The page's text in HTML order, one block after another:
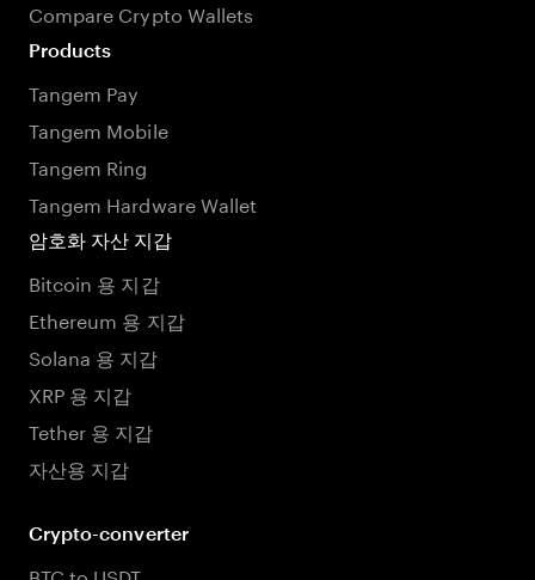
Compare Crypto Wallets
Products
Tangem Pay
Tangem Mobile
Tangem Ring
Tangem Hardware Wallet
암호화 자산 지갑
Bitcoin 용 지갑
Ethereum 용 지갑
Solana 용 지갑
XRP 용 지갑
Tether 용 지갑
자산용 지갑
Crypto-converter